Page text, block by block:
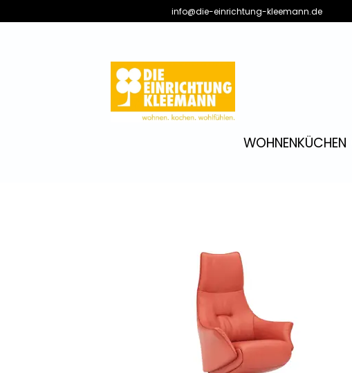
info@die-einrichtung-kleemann.de
WOHNENKÜCHEN